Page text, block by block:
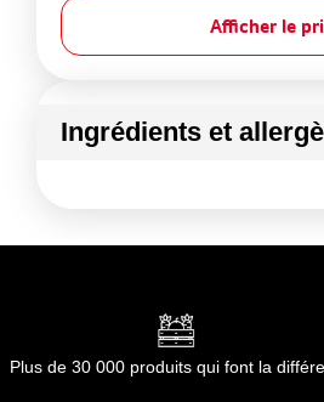
Afficher le
Ingrédients et
par le(s) fournisseur(s) de
Opérations
Plus de 30 000 produits qui font la